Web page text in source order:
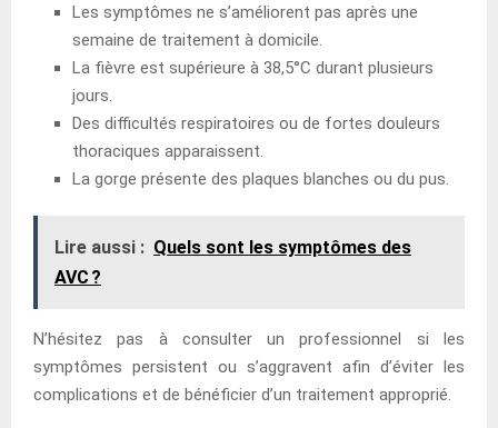
Les symptômes ne s’améliorent pas après une
semaine de traitement à domicile.
La fièvre est supérieure à 38,5°C durant plusieurs
jours.
Des difficultés respiratoires ou de fortes douleurs
thoraciques apparaissent.
La gorge présente des plaques blanches ou du pus.
Lire aussi : Quels sont les symptômes des
AVC ?
N’hésitez pas à consulter un professionnel si les
symptômes persistent ou s’aggravent afin d’éviter les
complications et de bénéficier d’un traitement approprié.